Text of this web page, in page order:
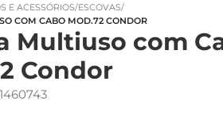
E ACESSÓRIOS/ESCOVAS/
COM CABO MOD.72 CONDOR
Multiuso com
Condor